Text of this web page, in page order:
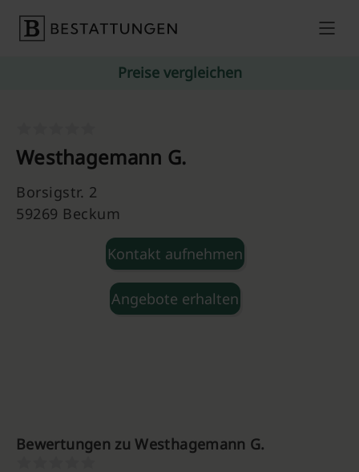
Preise vergleichen
Westhagemann G.
Borsigstr. 2
59269 Beckum
Kontakt aufnehmen
Angebote erhalten
Bewertungen zu Westhagemann G.